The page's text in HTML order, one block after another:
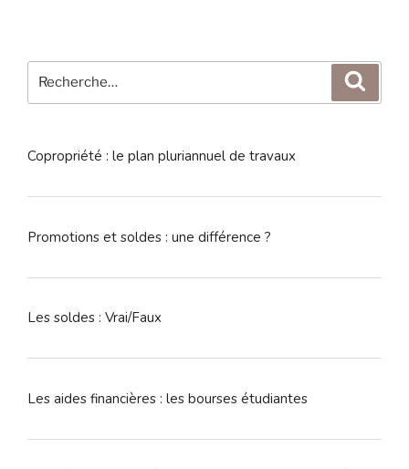
pour
Copropriété : le plan pluriannuel de travaux
Promotions et soldes : une différence ?
Les soldes : Vrai/Faux
Les aides financières : les bourses étudiantes